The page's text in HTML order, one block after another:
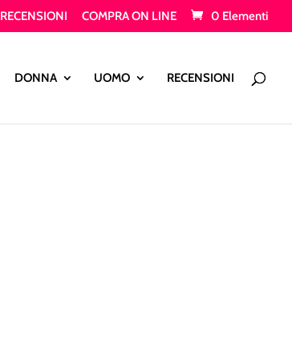
RECENSIONI COMPRA ON LINE 0 Elementi
DONNA UOMO RECENSIONI